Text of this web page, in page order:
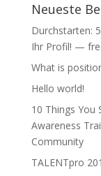
Neueste
Durchstarten:
Ihr Profil! —
What is
Hello world!
10 Things You
Awareness
Community
TALENTpro